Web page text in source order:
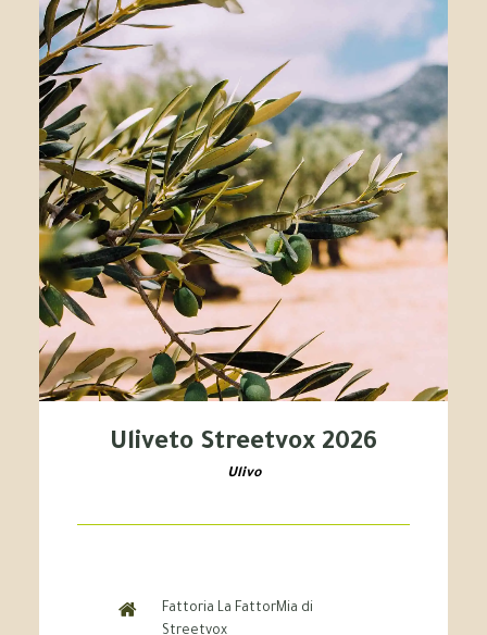
Uliveto Streetvox 2026
Ulivo
Fattoria La FattorMia di
Streetvox